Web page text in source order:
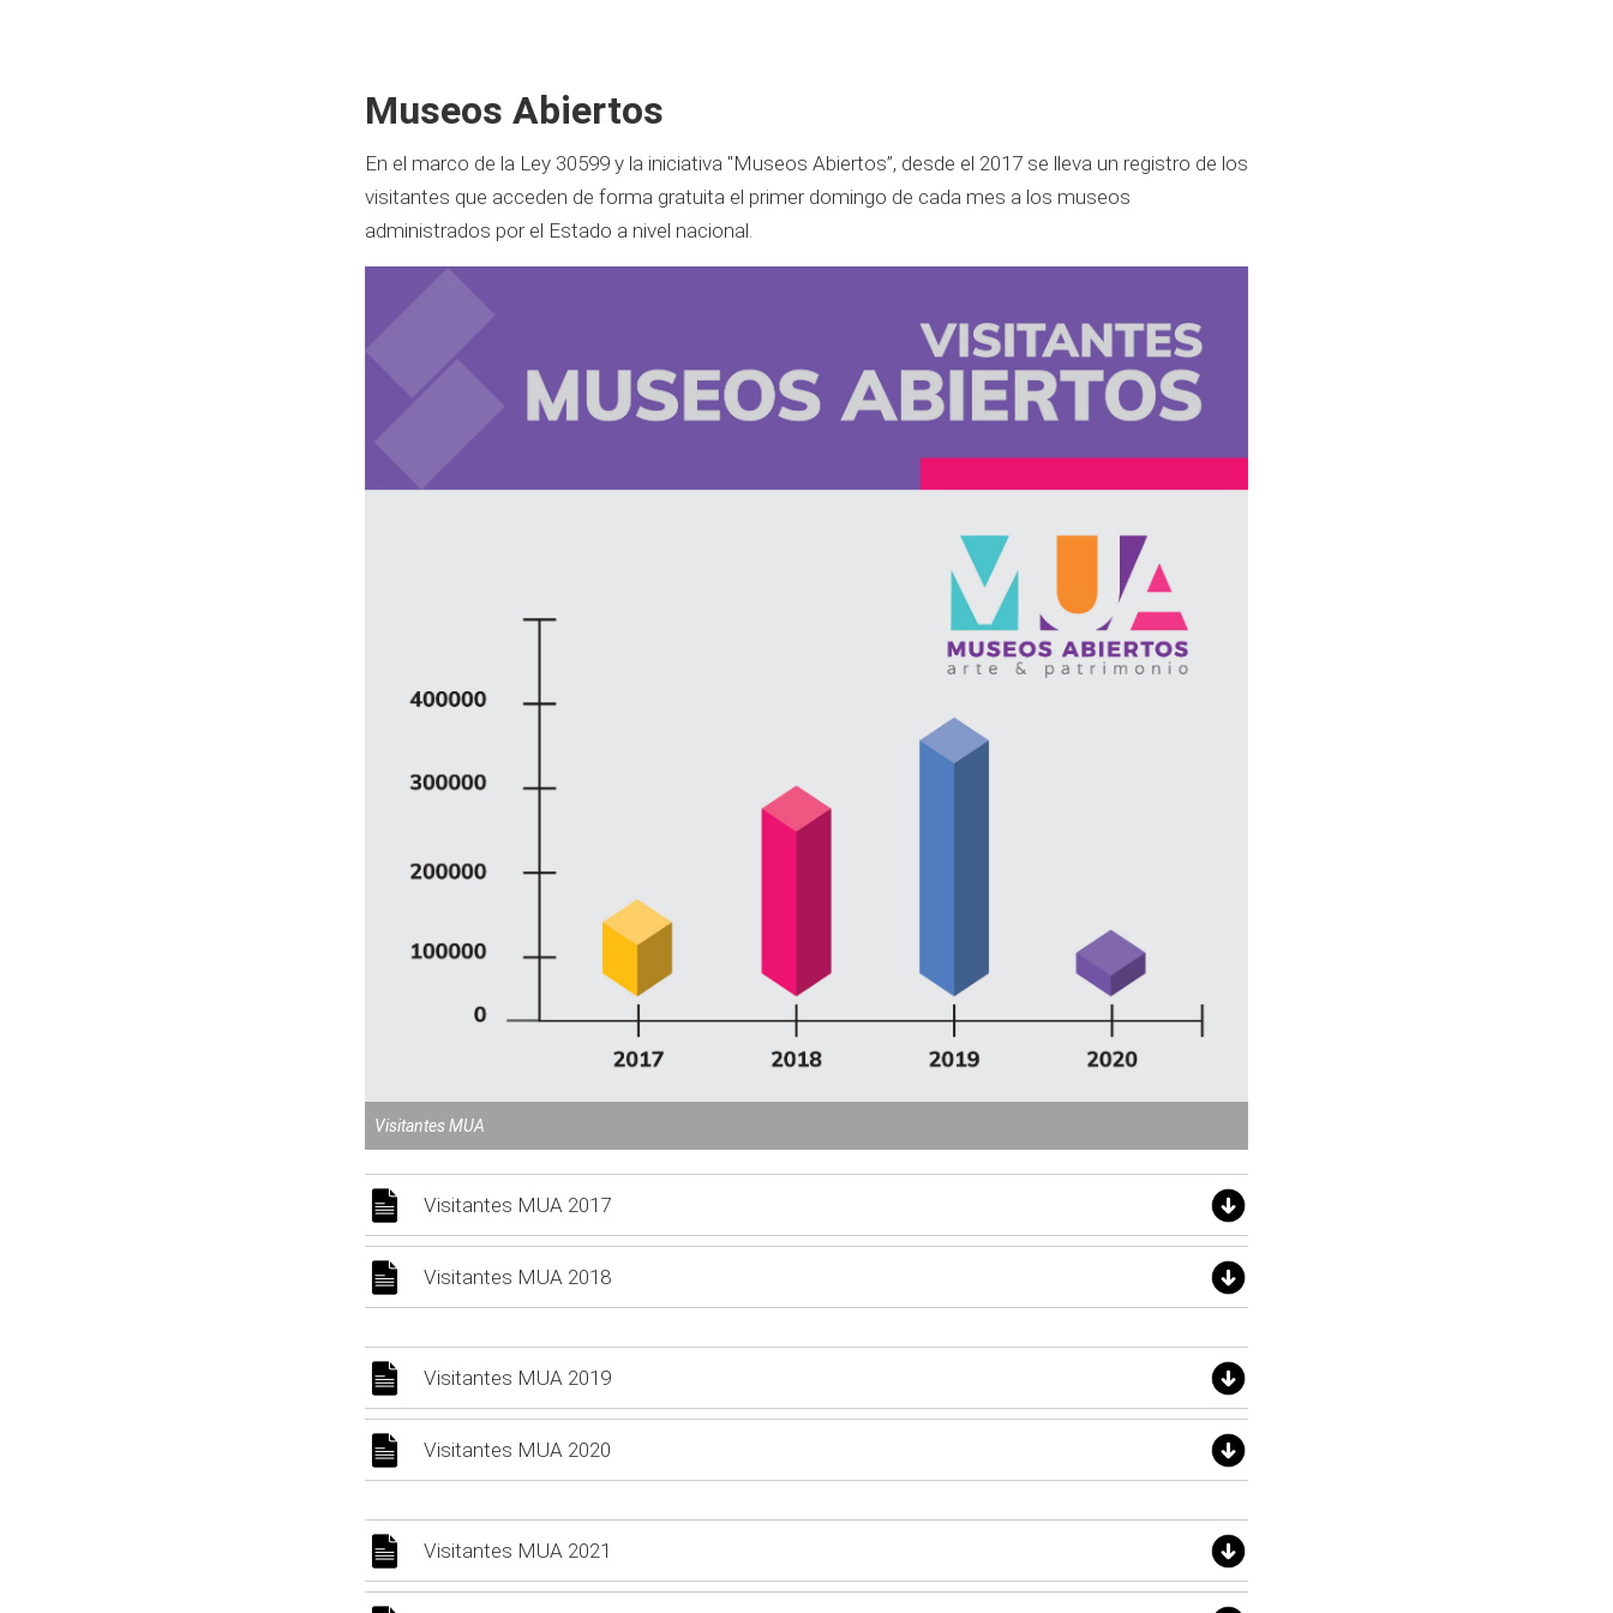
Museos Abiertos
En el marco de la Ley 30599 y la iniciativa "Museos Abiertos”, desde el 2017 se lleva un registro de los
visitantes que acceden de forma gratuita el primer domingo de cada mes a los museos
administrados por el Estado a nivel nacional.
Visitantes MUA
Visitantes MUA 2017
Visitantes MUA 2018
Visitantes MUA 2019
Visitantes MUA 2020
Visitantes MUA 2021